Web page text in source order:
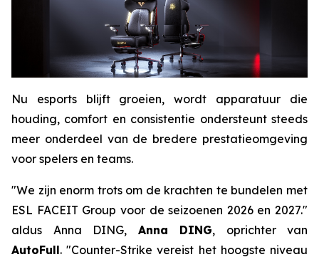
Nu esports blijft groeien, wordt apparatuur die
houding, comfort en consistentie ondersteunt steeds
meer onderdeel van de bredere prestatieomgeving
voor spelers en teams.
"We zijn enorm trots om de krachten te bundelen met
ESL FACEIT Group voor de seizoenen 2026 en 2027."
aldus Anna DING, Anna DING, oprichter van
AutoFull. "Counter-Strike vereist het hoogste niveau